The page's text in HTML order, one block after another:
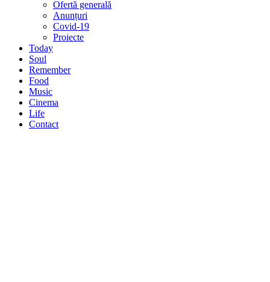
Ofertă generală
Anunțuri
Covid-19
Proiecte
Today
Soul
Remember
Food
Music
Cinema
Life
Contact